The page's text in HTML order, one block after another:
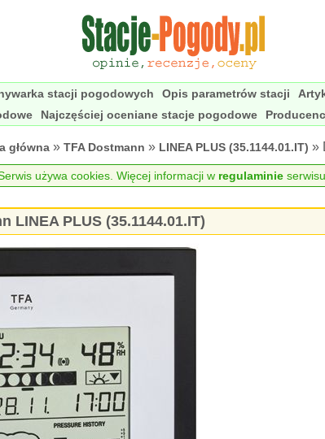
stacji pogodowych Opis parametrów stacji
Najczęściej oceniane stacje pogodowe
główna » TFA Dostmann » LINEA PLUS (35.1144.01.IT) »
używa cookies. Więcej informacji w regulaminieserwisu.
LINEA PLUS (35.1144.01.IT)